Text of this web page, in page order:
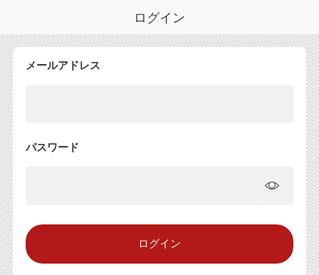
ログイン
メールアドレス
パスワード